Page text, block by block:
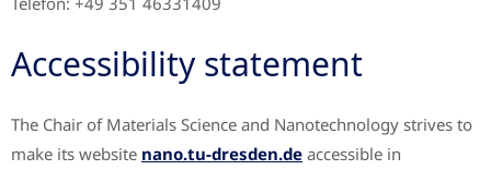
Accessibility statement
The Chair of Materials Science and Nanotechnology strives to
make its website nano.tu-dresden.de accessible in